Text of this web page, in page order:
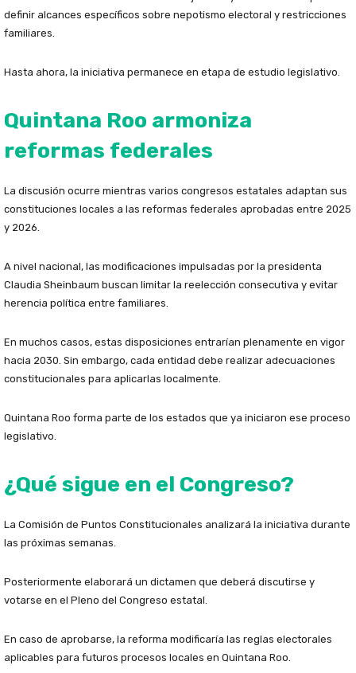
definir alcances específicos sobre nepotismo electoral y restricciones
familiares.
Hasta ahora, la iniciativa permanece en etapa de estudio legislativo.
Quintana Roo armoniza
reformas federales
La discusión ocurre mientras varios congresos estatales adaptan sus
constituciones locales a las reformas federales aprobadas entre 2025
y 2026.
A nivel nacional, las modificaciones impulsadas por la presidenta
Claudia Sheinbaum buscan limitar la reelección consecutiva y evitar
herencia política entre familiares.
En muchos casos, estas disposiciones entrarían plenamente en vigor
hacia 2030. Sin embargo, cada entidad debe realizar adecuaciones
constitucionales para aplicarlas localmente.
Quintana Roo forma parte de los estados que ya iniciaron ese proceso
legislativo.
¿Qué sigue en el Congreso?
La Comisión de Puntos Constitucionales analizará la iniciativa durante
las próximas semanas.
Posteriormente elaborará un dictamen que deberá discutirse y
votarse en el Pleno del Congreso estatal.
En caso de aprobarse, la reforma modificaría las reglas electorales
aplicables para futuros procesos locales en Quintana Roo.